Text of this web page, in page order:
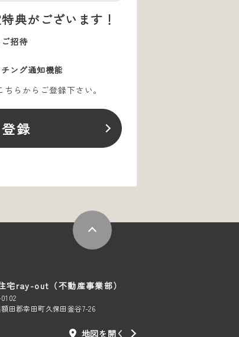
典がございます！
招待
ング通知機能
らからご登録下さい。
録
宅ray-out（不動産事業部）
田郡幸田町久保田釜谷7-26
地図を開く